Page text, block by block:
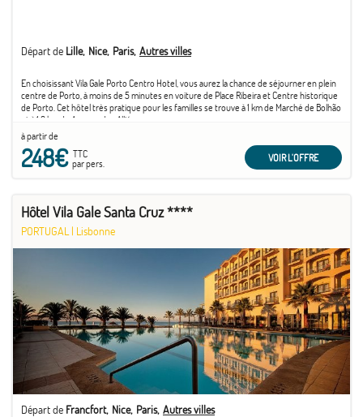
Départ de Lille Nice Paris Autres villes
En choisissant Vila Gale Porto Centro Hotel, vous aurez la chance de séjourner en plein
centre de Porto, à moins de 5 minutes en voiture de Place Ribeira et Centre historique
de Porto. Cet hôtel très pratique pour les familles se trouve à 1 km de Marché de Bolhão
et à 1,8 km de Avenue des Alliés.
à partir de
248€TTC
par pers.
VOIR L'OFFRE
Hôtel Vila Gale Santa Cruz ****
PORTUGAL | Lisbonne
Départ de Francfort Nice Paris Autres villes